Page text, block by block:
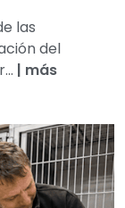
las
del
| más